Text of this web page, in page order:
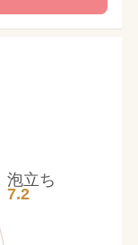
泡立ち
7.2